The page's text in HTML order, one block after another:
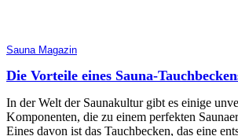
Sauna Magazin
Die Vorteile eines Sauna-
In der Welt der Saunakultur gibt es einige
Komponenten, die zu einem perfekten
Eines davon ist das Tauchbecken, das eine